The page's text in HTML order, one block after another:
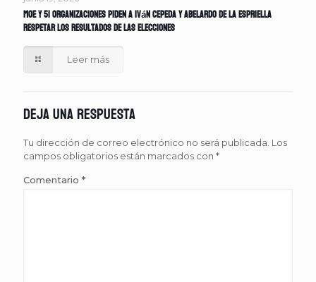
MOE y 51 organizaciones piden a Iván Cepeda y Abelardo de la Espriella
respetar los resultados de las elecciones
Leer más
Deja una respuesta
Tu dirección de correo electrónico no será publicada. Los
campos obligatorios están marcados con *
Comentario *